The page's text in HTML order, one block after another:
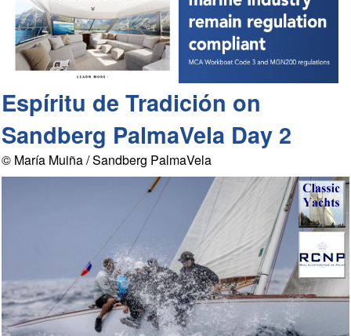
Espíritu de Tradición on
Sandberg PalmaVela Day 2
© María Muiña / Sandberg PalmaVela